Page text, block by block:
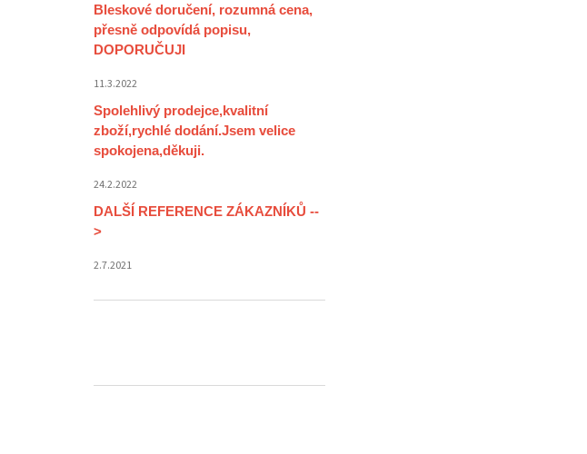
Bleskové doručení, rozumná cena,
přesně odpovídá popisu,
DOPORUČUJI
11.3.2022
Spolehlivý prodejce,kvalitní
zboží,rychlé dodání.Jsem velice
spokojena,děkuji.
24.2.2022
DALŠÍ REFERENCE ZÁKAZNÍKŮ --
>
2.7.2021